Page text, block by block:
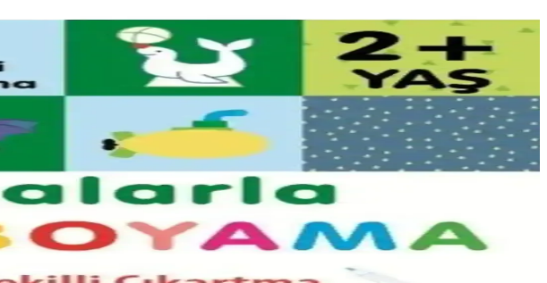
doğal ahşap görünümü seçenekleriyle estetik sonuçlar elde edilir.
ve elektrikli insertler ise alternatif modern çözümler sağlar.
ele alınmaktadır. Maliyet etkin ve estetik çözümler sunulmaktadır.
ve krem aksesuarlarla dengelenerek şık bir dekorasyon sağlar.